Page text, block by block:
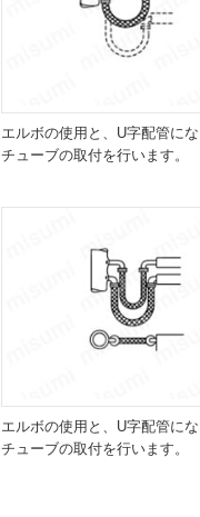
エルボの使用と、U字配管に
チューブの取付を行います。
エルボの使用と、U字配管に
チューブの取付を行います。